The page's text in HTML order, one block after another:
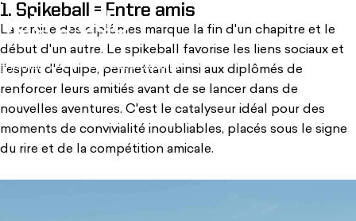
votre ado
3 mars 2024 parSuper Admin
1. Spikeball = Entre amis
La remise des diplômes marque la fin d'un chapitre et le
début d'un autre. Le spikeball favorise les liens sociaux et
l'esprit d'équipe, permettant ainsi aux diplômés de
renforcer leurs amitiés avant de se lancer dans de
nouvelles aventures. C'est le catalyseur idéal pour des
moments de convivialité inoubliables, placés sous le signe
du rire et de la compétition amicale.